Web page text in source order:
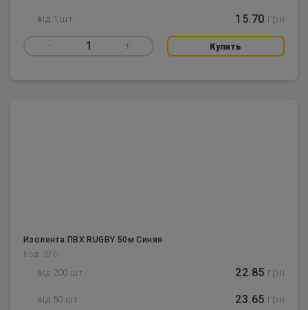
від 1 шт 15.70 грн
– 1 + Купить
Изолента ПВХ RUGBY 50м Синяя
Код: 376
від 200 шт 22.85 грн
від 50 шт 23.65 грн